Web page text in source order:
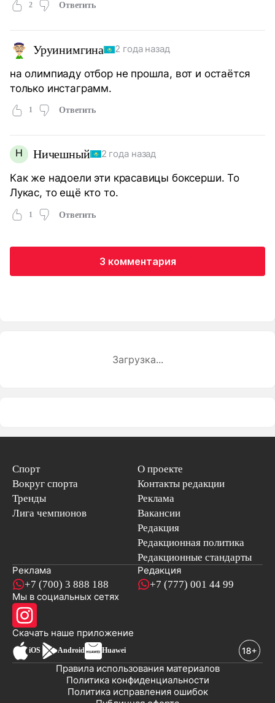
2 Ответить
Уруинимгина 2 года назад
на олимпиаду отбор не прошла, вот и остаётся
только инстаграмм.
1 Ответить
Н Ничешный 2 года назад
Как же надоели эти красавицы боксерши. То
Лукас, то ещё кто то.
1 Ответить
3 комментария
Загрузка...
Спорт
Вокруг спорта
Тренды
Лига чемпионов
О проекте
Контакты редакции
Реклама
Вакансии
Редакция
Редакционная политика
Редакционные стандарты
Реклама
+7 (700) 3 888 188
Редакция
+7 (777) 001 44 99
Мы в социальных сетях
Скачать наше приложениеновостей
iOS Android Huawei
Политика исправления ошибок
Политика конфиденциальности
Правила использования материалов